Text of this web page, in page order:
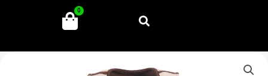
0
КорзинаПоиск